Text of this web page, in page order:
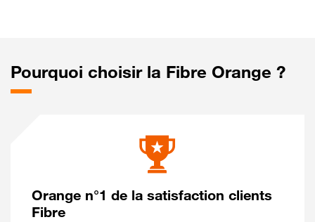
Pourquoi choisir la Fibre Orange ?
Orange n°1 de la satisfaction clients
Fibre